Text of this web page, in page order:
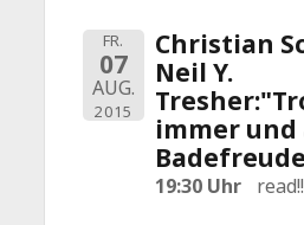
FR.
07
AUG.
2015
Christian
Neil Y.
immer und
19:30 Uhr